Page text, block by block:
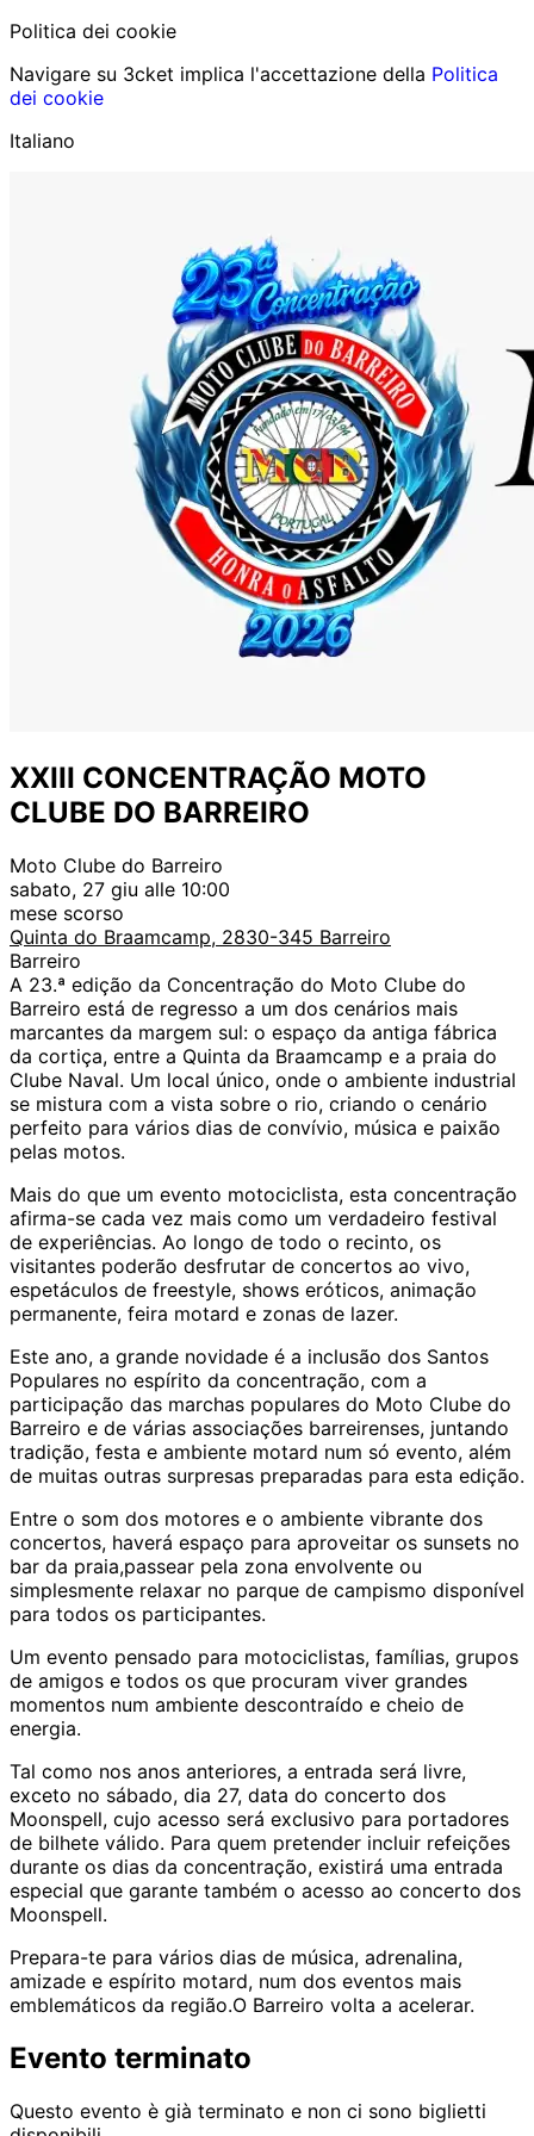
Politica dei cookie
Navigare su 3cket implica l'accettazione della Politica
dei cookie
Italiano
XXIII CONCENTRAÇÃO MOTO
CLUBE DO BARREIRO
Moto Clube do Barreiro
sabato, 27 giu alle 10:00
mese scorso
Quinta do Braamcamp, 2830-345 Barreiro
Barreiro
A 23.ª edição da Concentração do Moto Clube do
Barreiro está de regresso a um dos cenários mais
marcantes da margem sul: o espaço da antiga fábrica
da cortiça, entre a Quinta da Braamcamp e a praia do
Clube Naval. Um local único, onde o ambiente industrial
se mistura com a vista sobre o rio, criando o cenário
perfeito para vários dias de convívio, música e paixão
pelas motos.
Mais do que um evento motociclista, esta concentração
afirma-se cada vez mais como um verdadeiro festival
de experiências. Ao longo de todo o recinto, os
visitantes poderão desfrutar de concertos ao vivo,
espetáculos de freestyle, shows eróticos, animação
permanente, feira motard e zonas de lazer.
Este ano, a grande novidade é a inclusão dos Santos
Populares no espírito da concentração, com a
participação das marchas populares do Moto Clube do
Barreiro e de várias associações barreirenses, juntando
tradição, festa e ambiente motard num só evento, além
de muitas outras surpresas preparadas para esta edição.
Entre o som dos motores e o ambiente vibrante dos
concertos, haverá espaço para aproveitar os sunsets no
bar da praia,passear pela zona envolvente ou
simplesmente relaxar no parque de campismo disponível
para todos os participantes.
Um evento pensado para motociclistas, famílias, grupos
de amigos e todos os que procuram viver grandes
momentos num ambiente descontraído e cheio de
energia.
Tal como nos anos anteriores, a entrada será livre,
exceto no sábado, dia 27, data do concerto dos
Moonspell, cujo acesso será exclusivo para portadores
de bilhete válido. Para quem pretender incluir refeições
durante os dias da concentração, existirá uma entrada
especial que garante também o acesso ao concerto dos
Moonspell.
Prepara-te para vários dias de música, adrenalina,
amizade e espírito motard, num dos eventos mais
emblemáticos da região.O Barreiro volta a acelerar.
Evento terminato
Questo evento è già terminato e non ci sono biglietti